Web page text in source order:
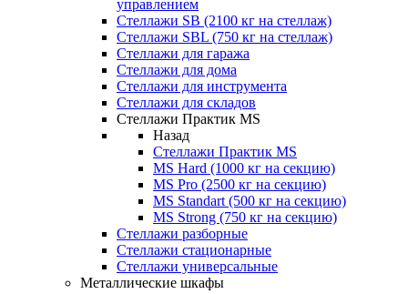
управлением
Стеллажи SB (2100 кг на стеллаж)
Стеллажи SBL (750 кг на стеллаж)
Стеллажи для гаража
Стеллажи для дома
Стеллажи для инструмента
Стеллажи для складов
Стеллажи Практик MS
Назад
Стеллажи Практик MS
MS Hard (1000 кг на секцию)
MS Pro (2500 кг на секцию)
MS Standart (500 кг на секцию)
MS Strong (750 кг на секцию)
Стеллажи разборные
Стеллажи стационарные
Стеллажи универсальные
Металлические шкафы